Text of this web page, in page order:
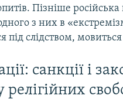
Пізніше російська
з них в
слідством, мовиться
санкції і